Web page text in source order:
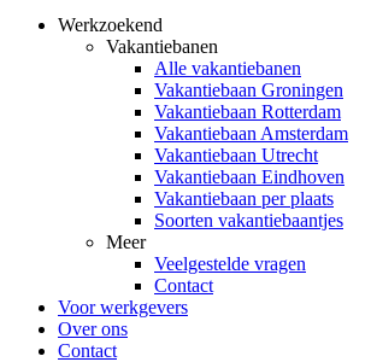
Werkzoekend
Vakantiebanen
Alle vakantiebanen
Vakantiebaan Groningen
Vakantiebaan Rotterdam
Vakantiebaan Amsterdam
Vakantiebaan Utrecht
Vakantiebaan Eindhoven
Vakantiebaan per plaats
Soorten vakantiebaantjes
Meer
Veelgestelde vragen
Contact
Voor werkgevers
Over ons
Contact